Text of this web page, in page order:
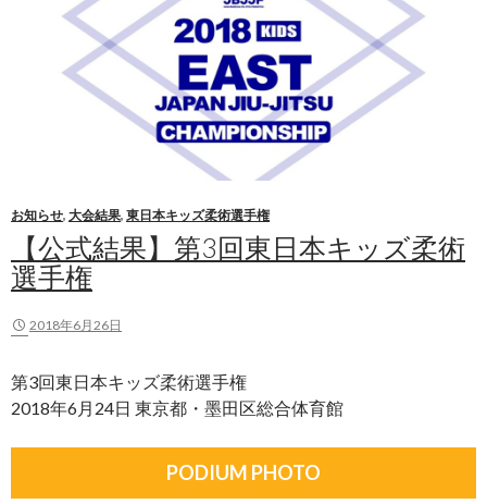
お知らせ, 大会結果, 東日本キッズ柔術選手権
【公式結果】第3回東日本キッズ柔術
選手権
2018年6月26日
第3回東日本キッズ柔術選手権
2018年6月24日 東京都・墨田区総合体育館
PODIUM PHOTO